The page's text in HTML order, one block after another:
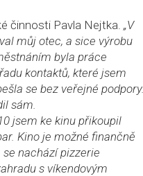
činnosti Pavla Nejtka. „V
můj otec, a sice výrobu
byla práce
kontaktů, které jsem
se bez veřejné podpory.
sám.
jsem ke kinu přikoupil
Kino je možné finančně
nachází pizzerie
s víkendovým